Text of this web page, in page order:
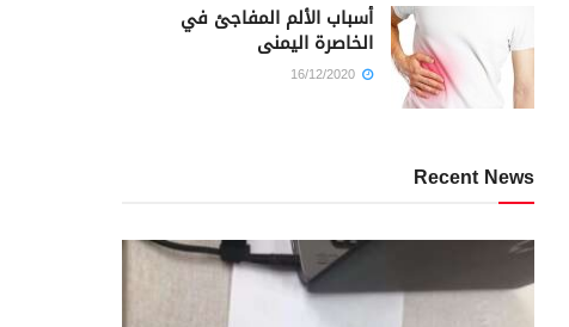
أسباب الألم المفاجئ في
الخاصرة اليمنى
Recent News